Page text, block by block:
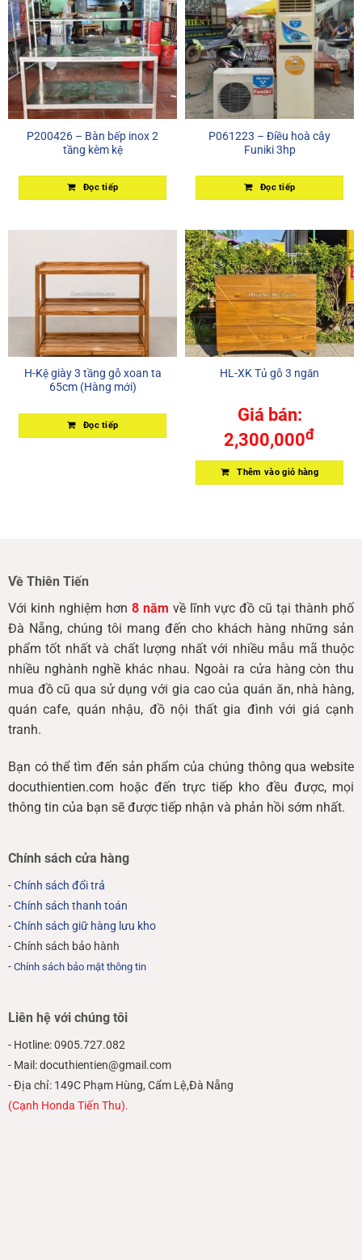
P200426 – Bàn bếp inox 2
tầng kèm kệ
Đọc tiếp
P061223 – Điều hoà cây
Funiki 3hp
Đọc tiếp
H-Kệ giày 3 tầng gỗ xoan ta
65cm (Hàng mới)
Đọc tiếp
HL-XK Tủ gỗ 3 ngăn
Giá bán:
2,300,000đ
Thêm vào giỏ hàng
Về Thiên Tiến
Với kinh nghiệm hơn 8 năm về lĩnh vực đồ cũ tại thành phố
Đà Nẵng, chúng tôi mang đến cho khách hàng những sản
phẩm tốt nhất và chất lượng nhất với nhiều mẫu mã thuộc
nhiều nghành nghề khác nhau. Ngoài ra cửa hàng còn thu
mua đồ cũ qua sử dụng với gia cao của quán ăn, nhà hàng,
quán cafe, quán nhậu, đồ nội thất gia đình với giá cạnh
tranh.
Bạn có thể tìm đến sản phẩm của chúng thông qua website
docuthientien.com hoặc đến trực tiếp kho đều được, mọi
thông tin của bạn sẽ được tiếp nhận và phản hồi sớm nhất.
Chính sách cửa hàng
-Chính sách đổi trả
-Chính sách thanh toán
-Chính sách giữ hàng lưu kho
- Chính sách bảo hành
- Chính sách bảo mật thông tin
Liên hệ với chúng tôi
- Hotline: 0905.727.082
- Mail: docuthientien@gmail.com
- Địa chỉ: 149C Phạm Hùng, Cẩm Lệ,Đà Nẵng
(Cạnh Honda Tiến Thu).